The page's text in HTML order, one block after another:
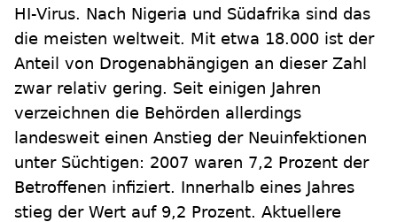
HI-Virus. Nach Nigeria und Südafrika sind das
die meisten weltweit. Mit etwa 18.000 ist der
Anteil von Drogenabhängigen an dieser Zahl
zwar relativ gering. Seit einigen Jahren
verzeichnen die Behörden allerdings
landesweit einen Anstieg der Neuinfektionen
unter Süchtigen: 2007 waren 7,2 Prozent der
Betroffenen infiziert. Innerhalb eines Jahres
stieg der Wert auf 9,2 Prozent. Aktuellere